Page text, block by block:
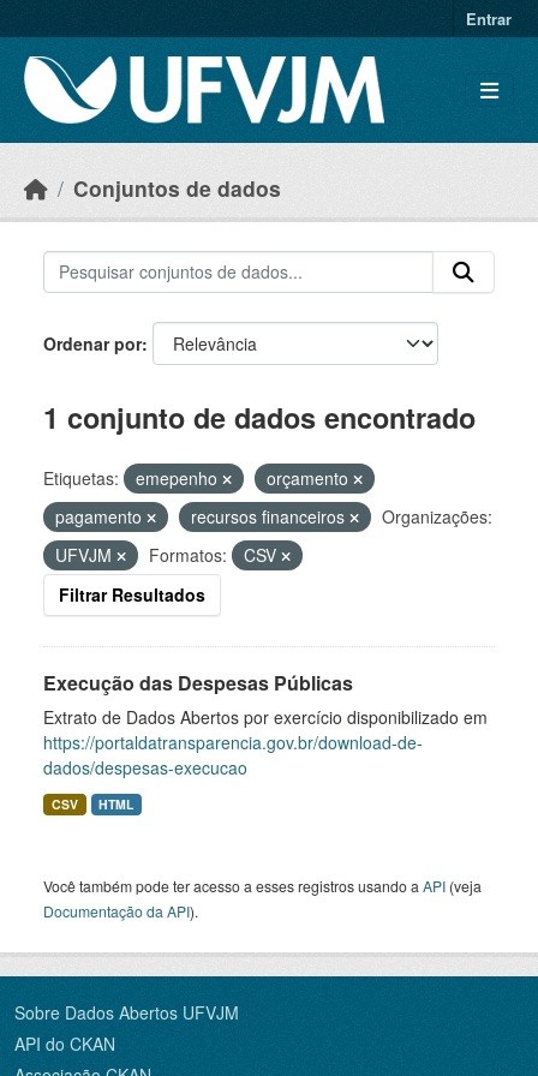
Entrar
Conjuntos de dados
Ordenar por
1 conjunto de dados encontrado
Etiquetas: emepenho
orçamento
pagamento
recursos financeiros
Organizações:
UFVJM
Formatos:
CSV
Filtrar Resultados
Execução das Despesas Públicas
Extrato de Dados Abertos por exercício disponibilizado em
https://portaldatransparencia.gov.br/download-de-
dados/despesas-execucao
CSV HTML
Você também pode ter acesso a esses registros usando a API (veja
Documentação da API).
Sobre Dados Abertos UFVJM
API do CKAN